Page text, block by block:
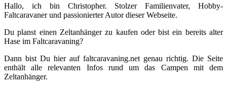
Hallo, ich bin Christopher. Stolzer Familienvater, Hobby-
Faltcaravaner und passionierter Autor dieser Webseite.
Du planst einen Zeltanhänger zu kaufen oder bist ein bereits alter
Hase im Faltcaravaning?
Dann bist Du hier auf faltcaravaning.net genau richtig. Die Seite
enthält alle relevanten Infos rund um das Campen mit dem
Zeltanhänger.